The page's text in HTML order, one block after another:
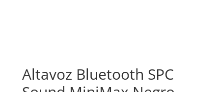
Altavoz Bluetooth SPC